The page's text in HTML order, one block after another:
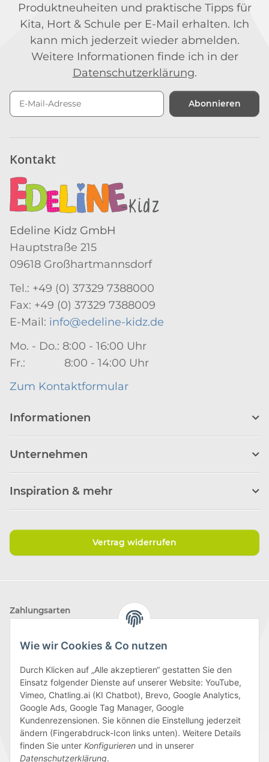
Wie wir Cookies & Co nutzen
Durch Klicken auf „Alle akzeptieren“ gestatten Sie den
Einsatz folgender Dienste auf unserer Website: YouTube,
Vimeo, Chatling.ai (KI Chatbot), Brevo, Google Analytics,
Google Ads, Google Tag Manager, Google
Kundenrezensionen. Sie können die Einstellung jederzeit
ändern (Fingerabdruck-Icon links unten). Weitere Details
finden Sie unter Konfigurieren und in unserer
Datenschutzerklärung.
Produktneuheiten und praktische Tipps für
Kita, Hort & Schule per E-Mail erhalten. Ich
kann mich jederzeit wieder abmelden.
Weitere Informationen finde ich in der
Datenschutzerklärung.
Abonnieren
Kontakt
Edeline Kidz GmbH
Hauptstraße 215
09618 Großhartmannsdorf
Tel.: +49 (0) 37329 7388000
Fax: +49 (0) 37329 7388009
E-Mail: info@edeline-kidz.de
Mo. - Do.: 8:00 - 16:00 Uhr
Fr.: 8:00 - 14:00 Uhr
Zum Kontaktformular
Informationen
Unternehmen
Inspiration & mehr
Vertrag widerrufen
Zahlungsarten
Wir versenden mit
Folge uns